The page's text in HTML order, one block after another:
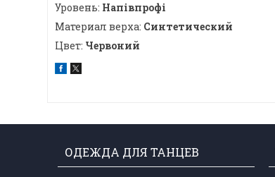
Уровень: Напівпрофі
Материал верха: Синтетический
Цвет: Червоний
ОДЕЖДА ДЛЯ ТАНЦЕВ